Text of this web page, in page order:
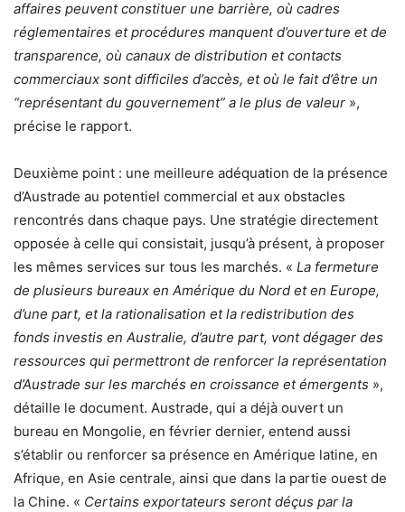
affaires peuvent constituer une barrière, où cadres
réglementaires et procédures manquent d’ouverture et de
transparence, où canaux de distribution et contacts
commerciaux sont difficiles d’accès, et où le fait d’être un
“représentant du gouvernement” a le plus de valeur »,
précise le rapport.
Deuxième point : une meilleure adéquation de la présence
d’Austrade au potentiel commercial et aux obstacles
rencontrés dans chaque pays. Une stratégie directement
opposée à celle qui consistait, jusqu’à présent, à proposer
les mêmes services sur tous les marchés. « La fermeture
de plusieurs bureaux en Amérique du Nord et en Europe,
d’une part, et la rationalisation et la redistribution des
fonds investis en Australie, d’autre part, vont dégager des
ressources qui permettront de renforcer la représentation
d’Austrade sur les marchés en croissance et émergents »,
détaille le document. Austrade, qui a déjà ouvert un
bureau en Mongolie, en février dernier, entend aussi
s’établir ou renforcer sa présence en Amérique latine, en
Afrique, en Asie centrale, ainsi que dans la partie ouest de
la Chine. « Certains exportateurs seront déçus par la